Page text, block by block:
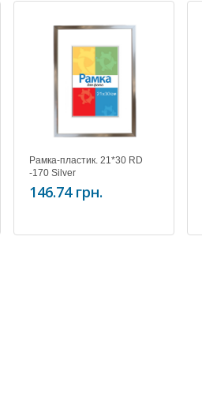
Рамка-пластик. 21*30 RD
-170 Silver
146.74 грн.